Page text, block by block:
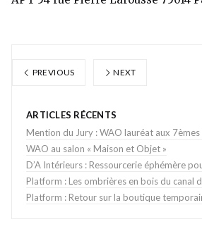
PREVIOUS NEXT
ARTICLES RÉCENTS
Mention du Jury : WAO lauréat aux
WAO au salon « Maison et Objet »
D’A Intérieurs : Ressourcerie éphémère
Platform : Les ombrières en bois du canal
Platform : Retour sur la boutique